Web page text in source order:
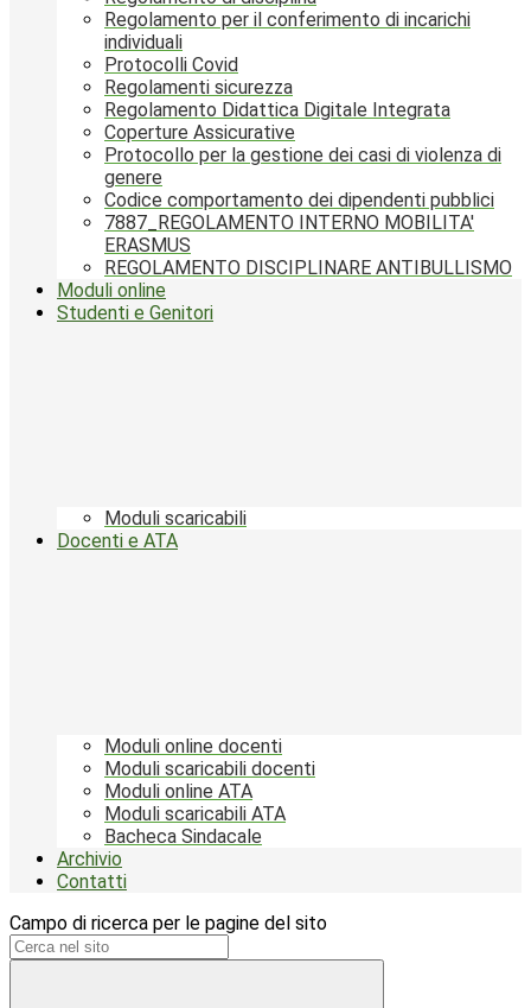
Regolamento per il conferimento di incarichi
individuali
Protocolli Covid
Regolamenti sicurezza
Regolamento Didattica Digitale Integrata
Coperture Assicurative
Protocollo per la gestione dei casi di violenza di
genere
Codice comportamento dei dipendenti pubblici
7887_REGOLAMENTO INTERNO MOBILITA'
ERASMUS
REGOLAMENTO DISCIPLINARE ANTIBULLISMO
Moduli online
Studenti e Genitori
Moduli scaricabili
Docenti e ATA
Moduli online docenti
Moduli scaricabili docenti
Moduli online ATA
Moduli scaricabili ATA
Bacheca Sindacale
Archivio
Contatti
Campo di ricerca per le pagine del sito